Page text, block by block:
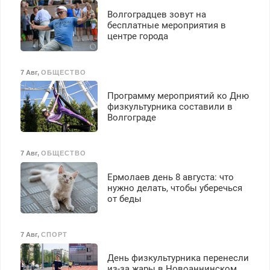
транспортной
безопасности с з/п до
125000 руб.
Волгоградцев зовут на
бесплатные мероприятия в
центре города
7 Авг, ОБЩЕСТВО
Программу мероприятий ко Дню
физкультурника составили в
Волгограде
7 Авг, ОБЩЕСТВО
Ермолаев день 8 августа: что
нужно делать, чтобы уберечься
от беды
7 Авг, СПОРТ
День физкультурника перенесли